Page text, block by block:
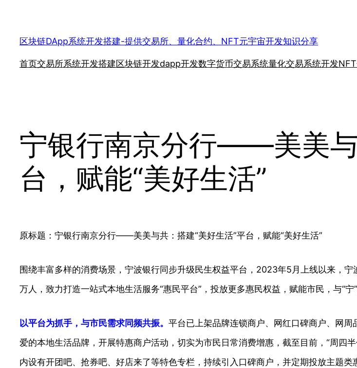
区块链DApp系统开发搭建-提供交易所、量化合约、NFT元宇宙开发知识分享
首页交易所系统开发搭建区块链开发dapp开发数字货币交易系统量化交易系统开发
宁银行南京分行——美美与
台，赋能“美好生活”
原标题：宁银行南京分行——美美与共：搭建“美好生活”平台，赋能“美好生活”
围绕丰富多样的消费场景，宁波银行同步升级民生权益平台，2023年5月上线以来，
万人，致力打造一站式本地生活服务“惠民平台”，投放更多惠民权益，赋能市民，与“宁
以平台为抓手，与市民需求同频共振。 平台已上架品牌连锁商户、网红口碑商户、网
爱的本地生活品牌，开展特惠商户活动，切实为市民日常消费增惠，截至目前，“周四
内设有开团吧、抢券吧、好店来了等特色专栏，持续引入口碑商户，并定期投放主题